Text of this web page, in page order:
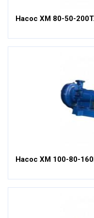
Насос ХМ 80-50-
Насос ХМ 100-80-